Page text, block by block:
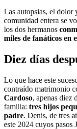
Las autopsias, el dolor
comunidad entera se
los dos hermanos
miles de fanáticos en
Diez días
Lo que hace este
contraído matrimonio
Cardoso, apenas diez
familia: tres hijos
padre. Denis, de tres
este 2024 cuyos pasos